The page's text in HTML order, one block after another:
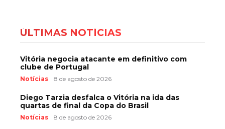
ÚLTIMAS NOTÍCIAS
Vitória negocia atacante em definitivo com
clube de Portugal
Notícias 8 de agosto de 2026
Diego Tarzia desfalca o Vitória na ida das
quartas de final da Copa do Brasil
Notícias 8 de agosto de 2026